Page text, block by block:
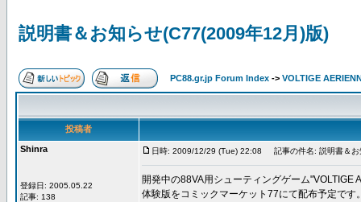
説明書＆お知らせ(C77(2009年12月)版)
PC88.gr.jp Forum Index -> VOLTIGE
投稿者
Shinra
登録日: 2005.05.22
記事: 138
日時: 2009/12/29 (Tue) 22:08 記事の件名: 説明書＆
開発中の88VA用シューティングゲーム"VOLTIGE
体験版をコミックマーケット77にて配布予定です